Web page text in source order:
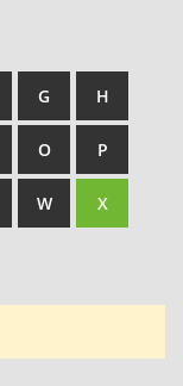
G H
O P
W X